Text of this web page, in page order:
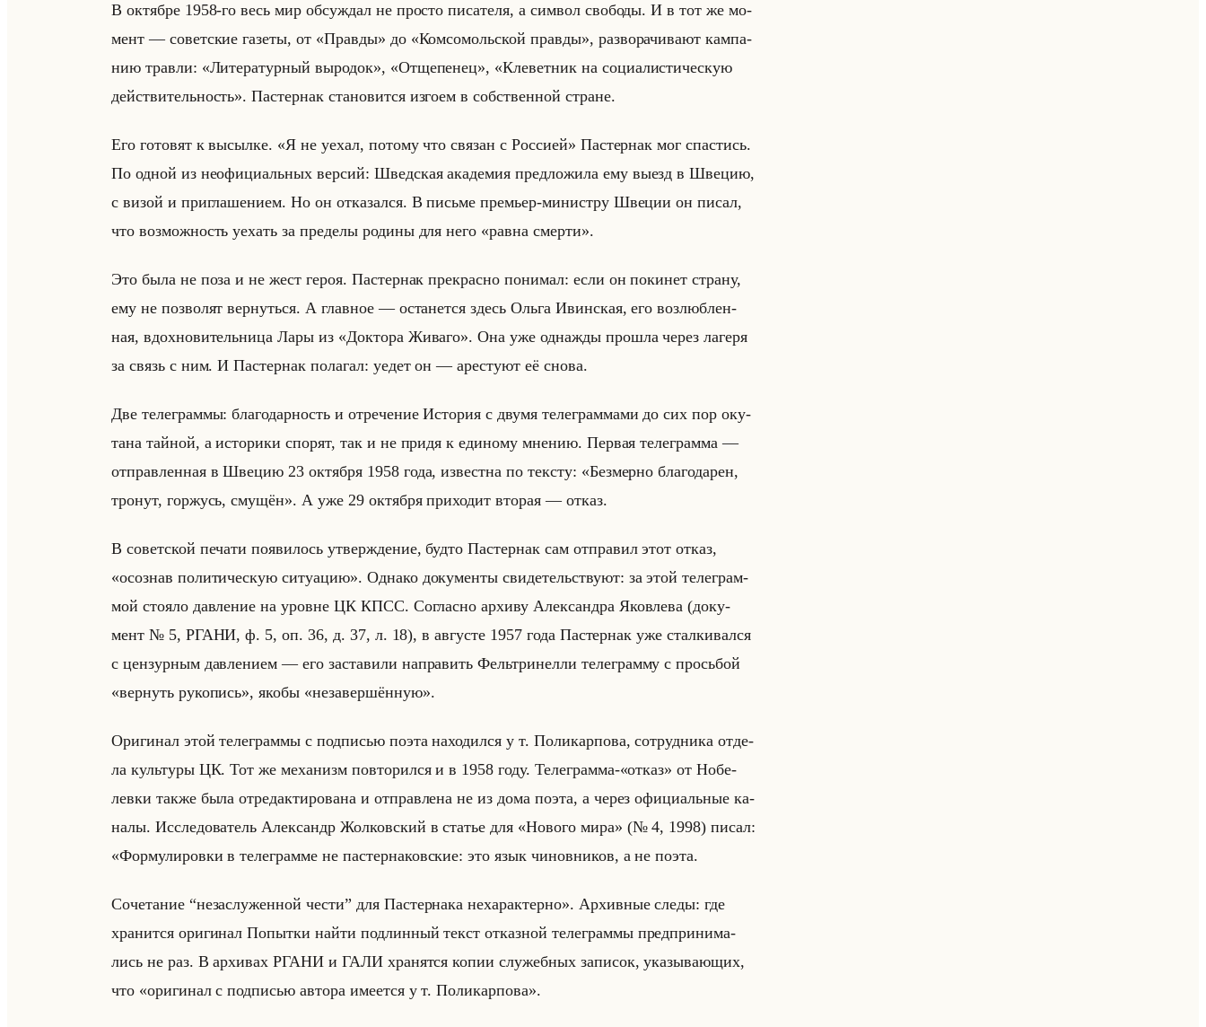
В ок­тяб­ре 1958-го весь мир об­суж­дал не про­сто пи­са­те­ля, а сим­вол сво­бо­ды. И в тот же мо­
мент — со­вет­ские га­зе­ты, от «Правды» до «Комсомольской правды», раз­во­ра­чи­ва­ют кам­па­
нию трав­ли: «Литературный выродок», «Отщепенец», «Клеветник на социалистическую
действительность». Па­стер­нак ста­но­вит­ся из­го­ем в соб­ствен­ной стране.
Его го­то­вят к вы­сыл­ке. «Я не уехал, потому что связан с Россией» Па­стер­нак мог спа­стись.
По одной из неофи­ци­альных вер­сий: Швед­ская ака­де­мия пред­ло­жи­ла ему выезд в Шве­цию,
с визой и при­гла­ше­ни­ем. Но он от­ка­зал­ся. В письме пре­мьер-ми­ни­стру Шве­ции он писал,
что воз­мож­ность уехать за пре­де­лы ро­ди­ны для него «равна смерти».
Это была не поза и не жест героя. Па­стер­нак пре­крас­но по­ни­мал: если он по­ки­нет стра­ну,
ему не поз­во­лят вер­нуться. А глав­ное — оста­нет­ся здесь Ольга Ивин­ская, его воз­люб­лен­
ная, вдох­но­ви­тельни­ца Лары из «Доктора Живаго». Она уже од­наж­ды про­шла через ла­ге­ря
за связь с ним. И Па­стер­нак по­ла­гал: уедет он — аре­сту­ют её снова.
Две те­ле­грам­мы: бла­го­дар­ность и от­ре­че­ние Ис­то­рия с двумя те­ле­грам­ма­ми до сих пор оку­
та­на тайной, а ис­то­ри­ки спо­рят, так и не придя к еди­но­му мне­нию. Пер­вая те­ле­грам­ма —
от­прав­лен­ная в Шве­цию 23 ок­тяб­ря 1958 года, из­вест­на по тек­сту: «Безмерно благодарен,
тронут, горжусь, смущён». А уже 29 ок­тяб­ря при­хо­дит вто­рая — отказ.
В со­вет­ской пе­ча­ти по­яви­лось утвер­жде­ние, будто Па­стер­нак сам от­пра­вил этот отказ,
«осознав политическую ситуацию». Од­на­ко до­ку­мен­ты сви­де­тельству­ют: за этой те­ле­грам­
мой сто­яло дав­ле­ние на уровне ЦК КПСС. Со­глас­но ар­хи­ву Алек­сандра Яко­вле­ва (до­ку­
мент № 5, РГАНИ, ф. 5, оп. 36, д. 37, л. 18), в ав­гу­сте 1957 года Па­стер­нак уже стал­ки­вал­ся
с цен­зур­ным дав­ле­ни­ем — его за­ста­ви­ли на­пра­вить Фельтри­нел­ли те­ле­грам­му с просьбой
«вернуть рукопись», якобы «незавершённую».
Ори­ги­нал этой те­ле­грам­мы с под­пи­сью поэта на­хо­дил­ся у т. По­ли­кар­по­ва, со­труд­ни­ка от­де­
ла культу­ры ЦК. Тот же ме­ха­низм по­вто­рил­ся и в 1958 году. Те­ле­грам­ма-«отказ» от Но­бе­
лев­ки также была от­ре­дак­ти­ро­ва­на и от­прав­ле­на не из дома поэта, а через офи­ци­альные ка­
на­лы. Ис­сле­до­ва­тель Алек­сандр Жол­ков­ский в ста­тье для «Нового мира» (№ 4, 1998) писал:
«Формулировки в телеграмме не пастернаковские: это язык чиновников, а не поэта.
Сочетание “незаслуженной чести” для Пастернака нехарактерно». Ар­хив­ные следы: где
хра­нит­ся ори­ги­нал По­пыт­ки найти под­лин­ный текст от­каз­ной те­ле­грам­мы пред­при­ни­ма­
лись не раз. В ар­хи­вах РГАНИ и ГАЛИ хра­нят­ся копии слу­жеб­ных за­пи­сок, ука­зы­ва­ющих,
что «оригинал с подписью автора имеется у т. Поликарпова».